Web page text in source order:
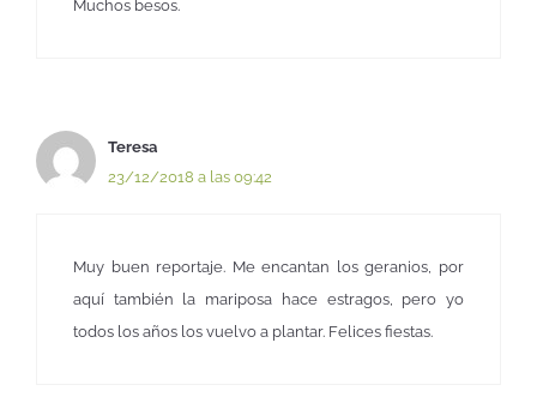
Muchos besos.
Teresa
23/12/2018 a las 09:42
Muy buen reportaje. Me encantan los geranios, por
aquí también la mariposa hace estragos, pero yo
todos los años los vuelvo a plantar. Felices fiestas.